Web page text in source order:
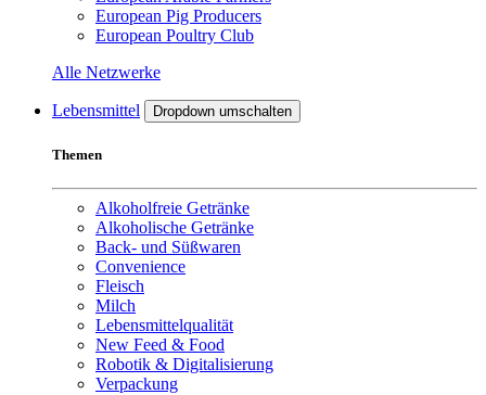
European Pig Producers
European Poultry Club
Alle Netzwerke
Lebensmittel Dropdown umschalten
Themen
Alkoholfreie Getränke
Alkoholische Getränke
Back- und Süßwaren
Convenience
Fleisch
Milch
Lebensmittelqualität
New Feed & Food
Robotik & Digitalisierung
Verpackung